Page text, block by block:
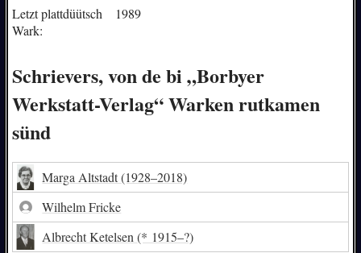
Letzt plattdüütsch
Wark:
1989
Schrievers, von de bi „Borbyer
Werkstatt-Verlag“ Warken rutkamen
sünd
Marga Altstadt(1928–2018)
Wilhelm Fricke
Albrecht Ketelsen(* 1915–?)